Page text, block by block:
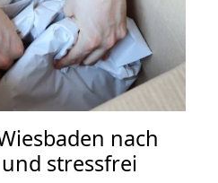
nach
stressfrei